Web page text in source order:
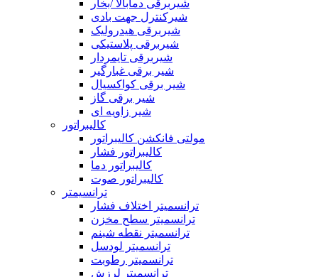
شیربرقی دمابالا /بخار
شیرکنترل جهت بادی
شیربرقی هیدرولیک
شیربرقی پلاستیکی
شیربرقی تایمردار
شیر برقی غبارگیر
شیر برقی کواکسیال
شیر برقی گاز
شیر زاویه ای
کالیبراتور
مولتی فانکشن کالیبراتور
کالیبراتور فشار
کالیبراتور دما
کالیبراتور صوت
ترانسیمتر
ترانسمیتر اختلاف فشار
ترانسمیتر سطح مخزن
ترانسمیتر نقطه شبنم
ترانسمیتر لودسل
ترانسمیتر رطوبت
ترانسمیتر لرزش